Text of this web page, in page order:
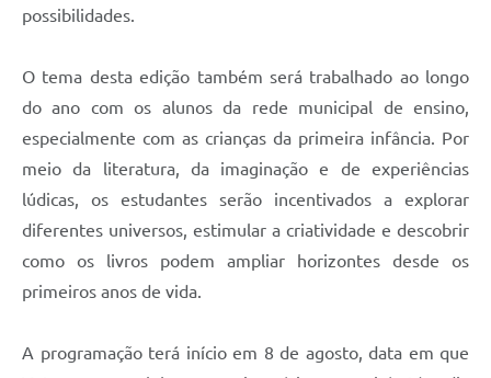
possibilidades.
O tema desta edição também será trabalhado ao longo
do ano com os alunos da rede municipal de ensino,
especialmente com as crianças da primeira infância. Por
meio da literatura, da imaginação e de experiências
lúdicas, os estudantes serão incentivados a explorar
diferentes universos, estimular a criatividade e descobrir
como os livros podem ampliar horizontes desde os
primeiros anos de vida.
A programação terá início em 8 de agosto, data em que